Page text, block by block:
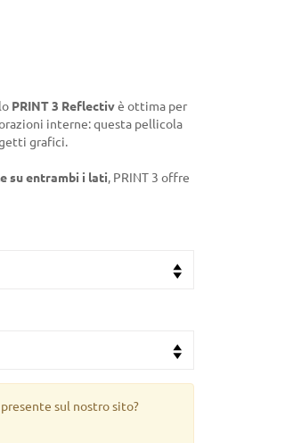
PRINT 3 Reflectivè ottima per
interne: questa pellicola
grafici.
su entrambi i lati, PRINT 3 offre
sul nostro sito?